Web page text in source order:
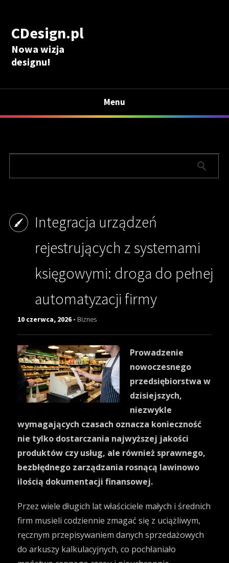
CDesign.pl
Nowa wizja
designu!
Menu
Integracja urządzeń
rejestrujących z systemami
księgowymi: droga do pełnej
automatyzacji firmy
10 czerwca, 2026 - Biznes
Prowadzenie
nowoczesnego
przedsiębiorstwa w
dzisiejszych,
niezwykle
wymagających czasach oznacza konieczność
nie tylko dostarczania najwyższej jakości
produktów czy usług, ale również sprawnego,
bezbłędnego zarządzania rosnącą lawinowo
ilością dokumentacji finansowej.
Przez wiele długich lat właściciele małych i średnich
firm musieli codziennie zmagać się z uciążliwym,
ręcznym przepisywaniem danych sprzedażowych
do arkuszy kalkulacyjnych, co pochłaniało